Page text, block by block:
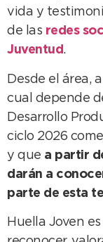
vida y
de las redes
Juventud.
Desde el área,
cual depende
Desarrollo
ciclo 2026
y que a partir
darán a
parte de esta
Huella Joven